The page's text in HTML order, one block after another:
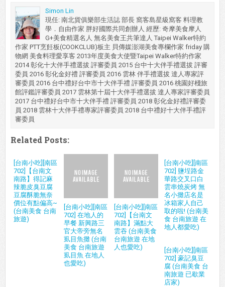
Simon Lin
現任: 南北貨俱樂部生活誌 部長 窩客島星級窩客 料理教
學．自由作家 胖好國際共同創辦人 經歷: 奇摩美食摩人
G+美食精選名人 無名美食王共筆達人 Taipei Walker特約
作家 PTT烹飪板(COOKCLUB)板主 貝傳媒澎湖美食專欄作家 friday 購
物網 美食料理愛享客 2013年度美食大使暨Taipei Walker特約作家
2014 彰化十大伴手禮選拔 評審委員 2015 台中十大伴手禮選拔 評審
委員 2016 彰化金好禮 評審委員 2016 雲林 伴手禮選拔 達人專家評
審委員 2016 台中禮好台中市十大伴手禮 評審委員 2016 桃園好棧旅
館評鑑評審委員 2017 雲林第十屆十大伴手禮選拔 達人專家評審委員
2017 台中禮好台中市十大伴手禮 評審委員 2018 彰化金好禮評審委
員 2018 雲林十大伴手禮專家評審委員 2018 台中禮好十大伴手禮評
審委員
Related Posts:
[台南小吃][南區
702]【台南文
南路】得記麻
辣脆皮臭豆腐
豆腐酥脆無奈
價位有點偏高~
(台南美食 台南
旅遊)
[台南小吃][南區
702] 在地人的
早餐 新興路三
官大帝旁無名
虱目魚攤 (台南
美食 台南旅遊
虱目魚 在地人
也愛吃)
[台南小吃][南區
702]【台南文
南路】滿點大
雲吞 (台南美食
台南旅遊 在地
人也愛吃)
[台南小吃][南區
702] 鹽埕路金
華路交叉口白
雲串燒炭烤 無
名小攤店名是
冰箱家人自己
取的啦! (台南美
食 台南旅遊 在
地人都愛吃)
[台南小吃][南區
702] 豪記臭豆
腐 (台南美食 台
南旅遊 已歇業
店家)